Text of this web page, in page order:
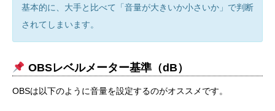
基本的に、大手と比べて「音量が大きいか小さいか」で判断
されてしまいます。
OBSレベルメーター基準（dB）
OBSは以下のように音量を設定するのがオススメです。